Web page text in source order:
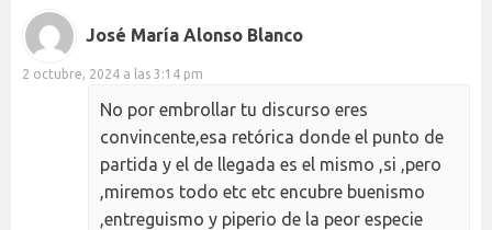
José María Alonso Blanco
2 octubre, 2024 a las 3:14 pm
No por embrollar tu discurso eres
convincente,esa retórica donde el punto de
partida y el de llegada es el mismo ,si ,pero
,miremos todo etc etc encubre buenismo
,entreguismo y piperio de la peor especie